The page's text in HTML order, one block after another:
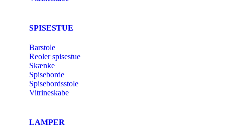
SPISESTUE
Barstole
Reoler spisestue
Skænke
Spiseborde
Spisebordsstole
Vitrineskabe
LAMPER